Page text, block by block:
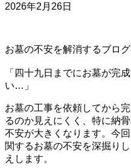
2026年2月26日
お墓の不安を解消するブロ
「四十九日までにお墓が完
い…」
お墓の工事を依頼してから
るのか見えにくく、特に納
不安が大きくなります。今
関するお墓の不安を深掘り
えします。